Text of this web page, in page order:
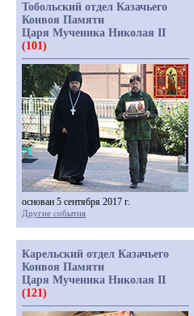
Тобольский отдел Казачьего
Конвоя Памяти
Царя Мученика Николая II
(101)
основан 5 сентября 2017 г.
Другие события
Карельский отдел Казачьего
Конвоя Памяти
Царя Мученика Николая II
(121)